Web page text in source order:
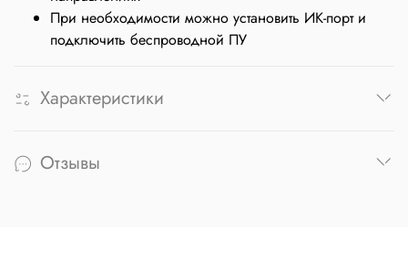
При необходимости можно установить ИК-порт и
подключить беспроводной ПУ
Характеристики
Отзывы